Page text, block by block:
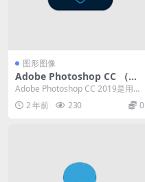
图形图像
Adobe Photoshop CC （图
像编辑软件）2019 20.0.2 中
文破解便携式版
Adobe Photoshop CC 2019是用于
处理光栅图形的程序的新版本。...
2 年前 230 0